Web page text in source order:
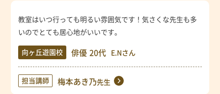
教室はいつ行っても明るい雰囲気です！気さくな先生も多
いのでとても居心地がいいです。
向ヶ丘遊園校 俳優 20代 E.Nさん
担当講師 梅本あき乃先生